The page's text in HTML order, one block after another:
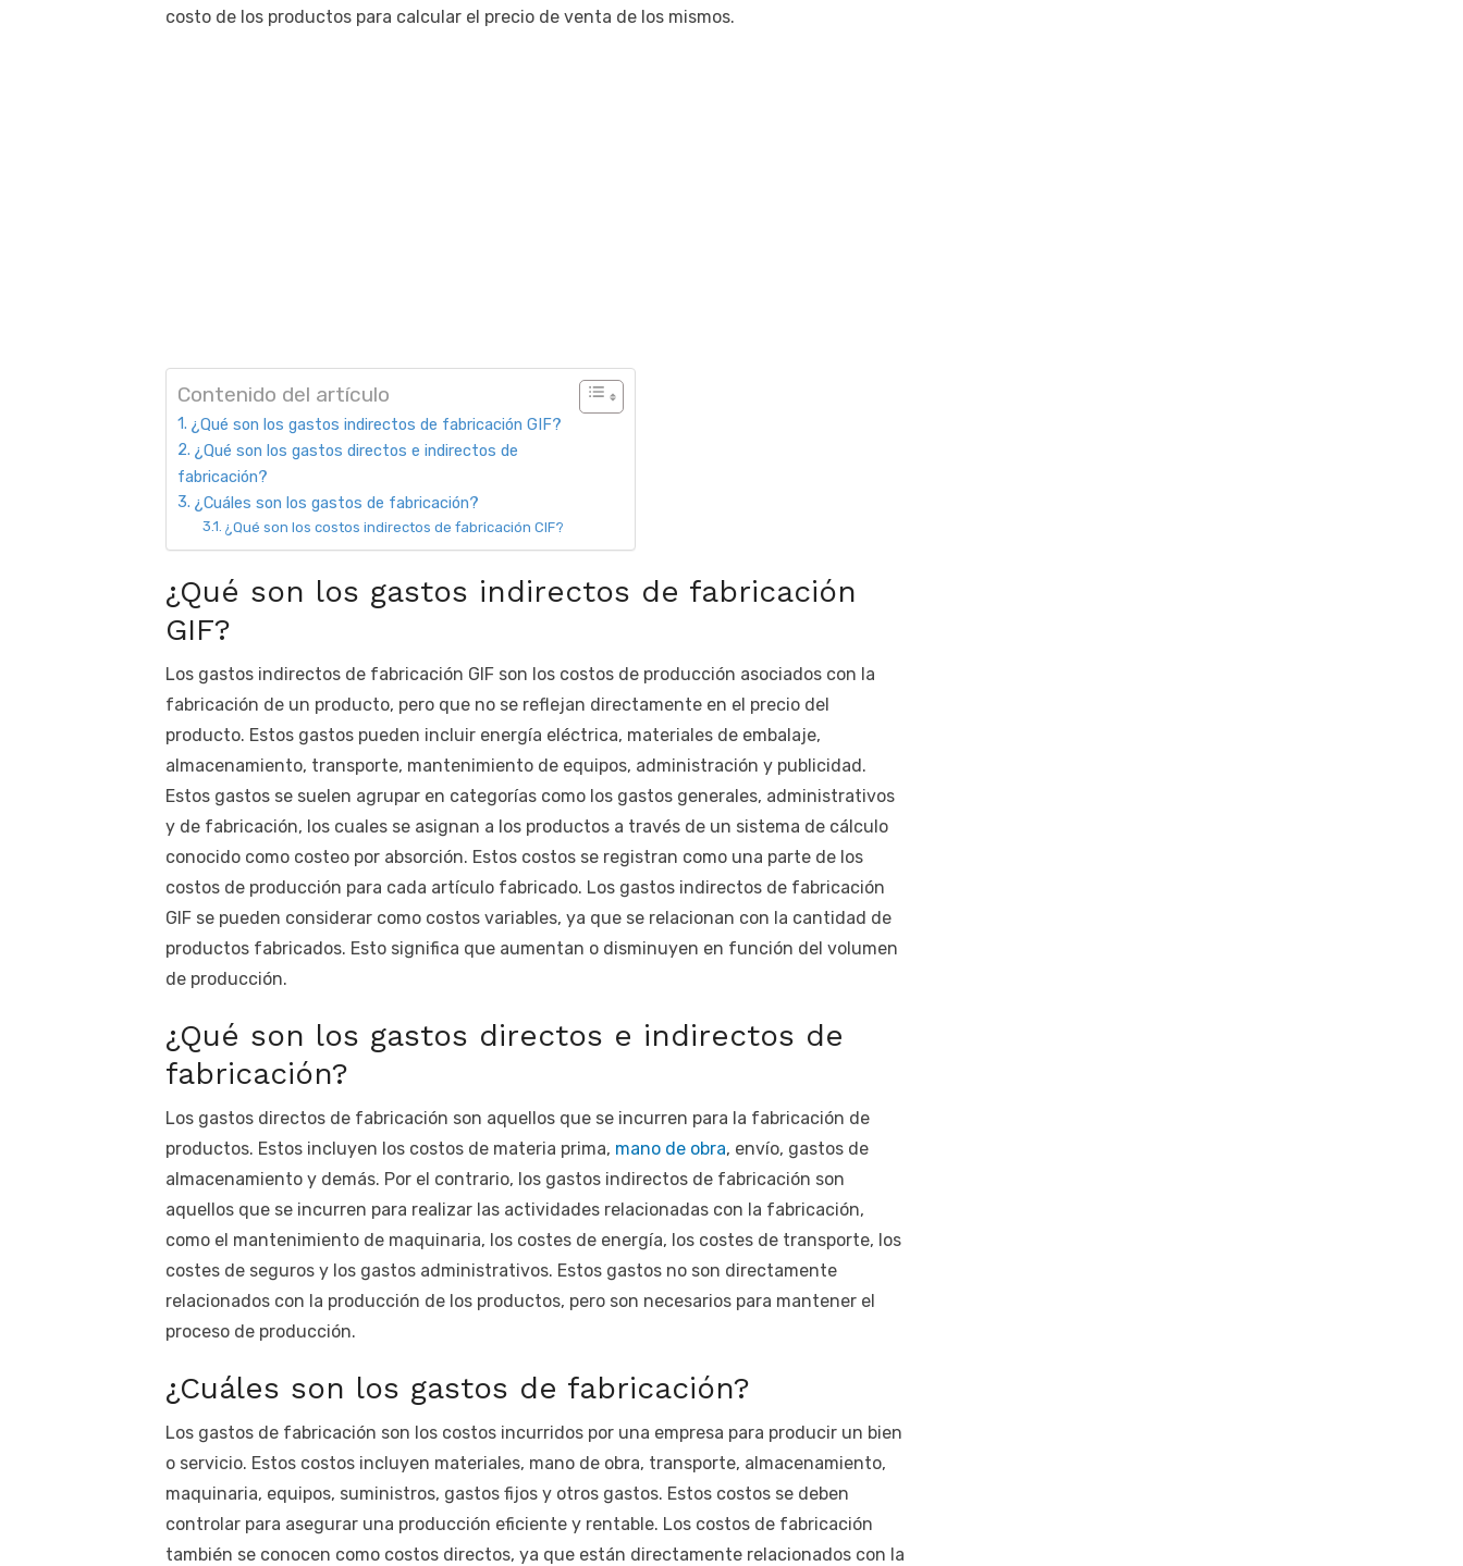
costo de los productos para calcular el precio de venta de los mismos.
Contenido del artículo
¿Qué son los gastos indirectos de fabricación GIF?
¿Qué son los gastos directos e indirectos de
fabricación?
¿Cuáles son los gastos de fabricación?
¿Qué son los costos indirectos de fabricación CIF?
¿Qué son los gastos indirectos de fabricación
GIF?
Los gastos indirectos de fabricación GIF son los costos de producción asociados con la
fabricación de un producto, pero que no se reflejan directamente en el precio del
producto. Estos gastos pueden incluir energía eléctrica, materiales de embalaje,
almacenamiento, transporte, mantenimiento de equipos, administración y publicidad.
Estos gastos se suelen agrupar en categorías como los gastos generales, administrativos
y de fabricación, los cuales se asignan a los productos a través de un sistema de cálculo
conocido como costeo por absorción. Estos costos se registran como una parte de los
costos de producción para cada artículo fabricado. Los gastos indirectos de fabricación
GIF se pueden considerar como costos variables, ya que se relacionan con la cantidad de
productos fabricados. Esto significa que aumentan o disminuyen en función del volumen
de producción.
¿Qué son los gastos directos e indirectos de
fabricación?
Los gastos directos de fabricación son aquellos que se incurren para la fabricación de
productos. Estos incluyen los costos de materia prima, mano de obra, envío, gastos de
almacenamiento y demás. Por el contrario, los gastos indirectos de fabricación son
aquellos que se incurren para realizar las actividades relacionadas con la fabricación,
como el mantenimiento de maquinaria, los costes de energía, los costes de transporte, los
costes de seguros y los gastos administrativos. Estos gastos no son directamente
relacionados con la producción de los productos, pero son necesarios para mantener el
proceso de producción.
¿Cuáles son los gastos de fabricación?
Los gastos de fabricación son los costos incurridos por una empresa para producir un bien
o servicio. Estos costos incluyen materiales, mano de obra, transporte, almacenamiento,
maquinaria, equipos, suministros, gastos fijos y otros gastos. Estos costos se deben
controlar para asegurar una producción eficiente y rentable. Los costos de fabricación
también se conocen como costos directos, ya que están directamente relacionados con la